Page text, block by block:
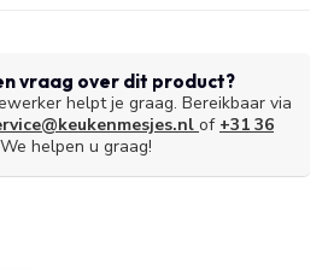
vraag over dit product?
helpt je graag. Bereikbaar via
of +31 36
helpen u graag!